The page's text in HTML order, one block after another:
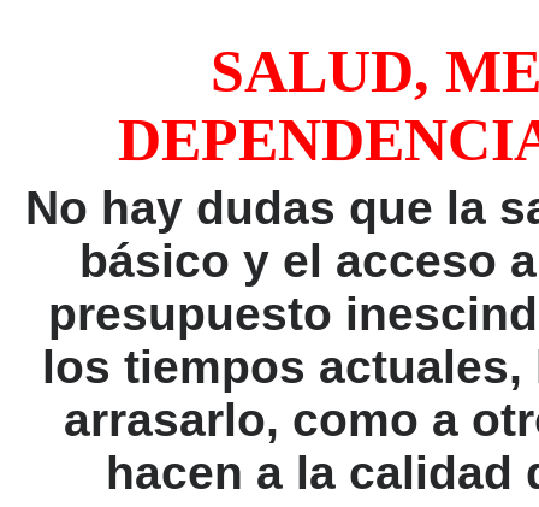
SALUD,
No hay dudas que la
básico y el acceso
presupuesto
los tiempos
arrasarlo, como a
hacen a la calidad